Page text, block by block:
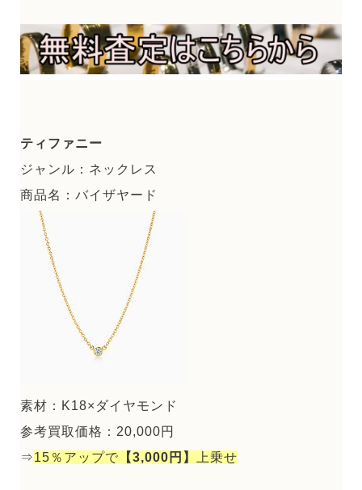
ティファニー
ジャンル：ネックレス
商品名：バイザヤード
素材：K18×ダイヤモンド
参考買取価格：20,000円
⇒15％アップで 【3,000円】 上乗せ